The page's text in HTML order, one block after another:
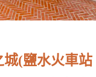
城(鹽水火車